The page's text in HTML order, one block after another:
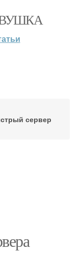
сервер